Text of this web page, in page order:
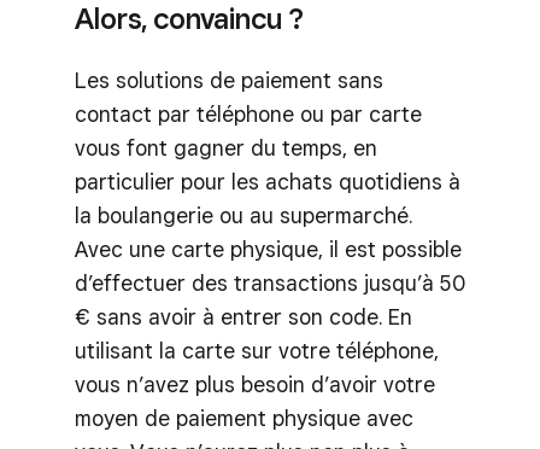
Alors, convaincu ?
Les solutions de paiement sans
contact par téléphone ou par carte
vous font gagner du temps, en
particulier pour les achats quotidiens à
la boulangerie ou au supermarché.
Avec une carte physique, il est possible
d’effectuer des transactions jusqu’à 50
€ sans avoir à entrer son code. En
utilisant la carte sur votre téléphone,
vous n’avez plus besoin d’avoir votre
moyen de paiement physique avec